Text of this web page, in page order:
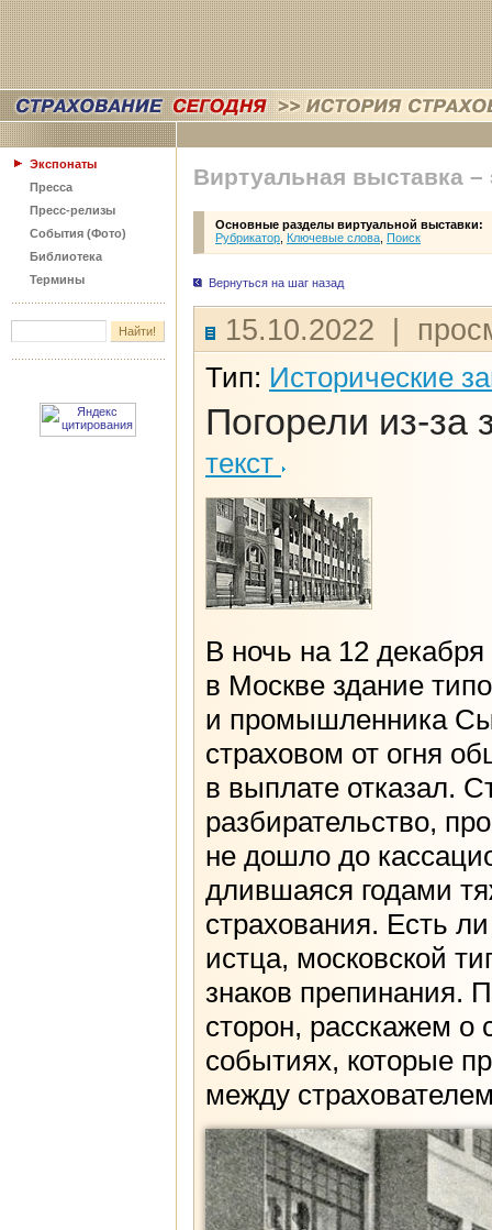
Экспонаты
Пресса
Пресс-релизы
События (Фото)
Библиотека
Термины
Виртуальная выставка –
Основные разделы виртуальной выставки:
Рубрикатор Ключевые слова Поиск
Вернуться на шаг назад
15.10.2022 |
Тип: Исторические
Погорели из-за
текст
В ночь на 12
в Москве здание
и промышленника
страховом от огня
в выплате отказал.
разбирательство,
не дошло до
длившаяся годами
страхования. Есть
истца, московской
знаков препинания.
сторон, расскажем о
событиях, которые
между